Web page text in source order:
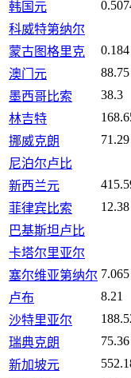
韩国元
科威特第纳尔
蒙古图格里克
0.184
澳门元
88.75
墨西哥比索
38.3
林吉特
挪威克朗
71.29
尼泊尔卢比
新西兰元
菲律宾比索
12.38
巴基斯坦卢比
卡塔尔里亚尔
塞尔维亚第纳尔 7.065
卢布
8.21
沙特里亚尔
瑞典克朗
75.36
新加坡元